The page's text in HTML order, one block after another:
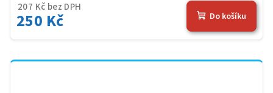
207 Kč bez DPH
250 Kč Do košíku